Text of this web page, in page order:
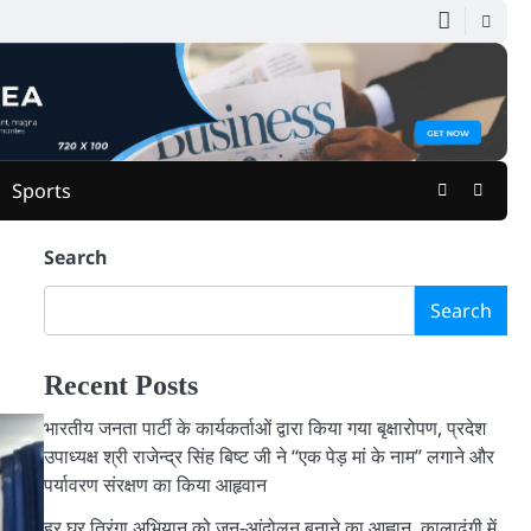
Sports Facebook
Search
Search
Recent Posts
भारतीय जनता पार्टी के कार्यकर्ताओं द्वारा किया गया बृक्षारोपण, प्रदेश
उपाध्यक्ष श्री राजेन्द्र सिंह बिष्ट जी ने “एक पेड़ मां के नाम” लगाने और
पर्यावरण संरक्षण का किया आहृवान